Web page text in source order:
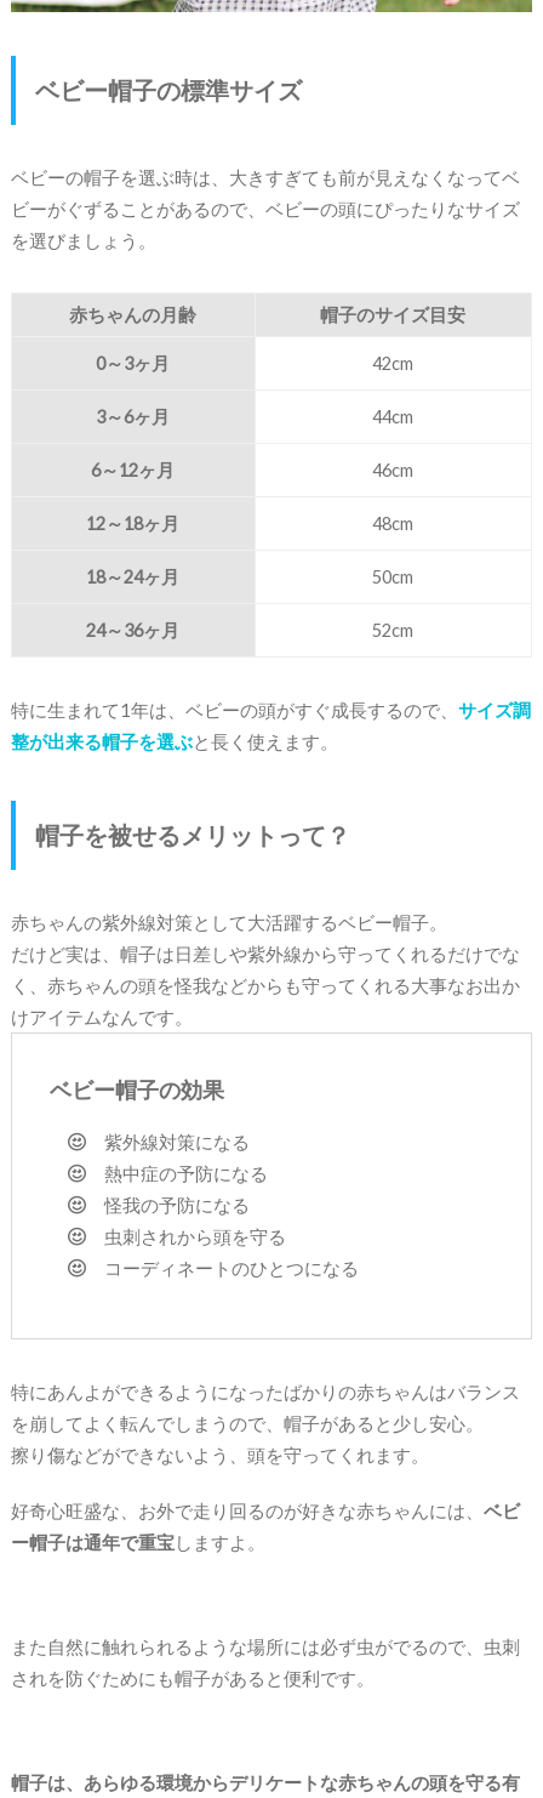
ベビー帽子の標準サイズ
ベビーの帽子を選ぶ時は、大きすぎても前が見えなくなってベ
ビーがぐずることがあるので、ベビーの頭にぴったりなサイズ
を選びましょう。
赤ちゃんの月齢 帽子のサイズ目安
0～3ヶ月 42cm
3～6ヶ月 44cm
6～12ヶ月 46cm
12～18ヶ月 48cm
18～24ヶ月 50cm
24～36ヶ月 52cm
特に生まれて1年は、ベビーの頭がすぐ成長するので、 サイズ調
整が出来る帽子を選ぶと長く使えます。
帽子を被せるメリットって？
赤ちゃんの紫外線対策として大活躍するベビー帽子。
だけど実は、帽子は日差しや紫外線から守ってくれるだけでな
く、赤ちゃんの頭を怪我などからも守ってくれる大事なお出か
けアイテムなんです。
ベビー帽子の効果
紫外線対策になる
熱中症の予防になる
怪我の予防になる
虫刺されから頭を守る
コーディネートのひとつになる
特にあんよができるようになったばかりの赤ちゃんはバランス
を崩してよく転んでしまうので、帽子があると少し安心。
擦り傷などができないよう、頭を守ってくれます。
好奇心旺盛な、お外で走り回るのが好きな赤ちゃんには、 ベビ
ー帽子は通年で重宝しますよ。
また自然に触れられるような場所には必ず虫がでるので、虫刺
されを防ぐためにも帽子があると便利です。
帽子は、あらゆる環境からデリケートな赤ちゃんの頭を守る有